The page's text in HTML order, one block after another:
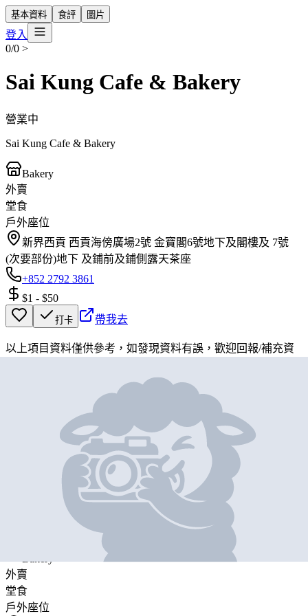
基本資料 食評 圖片
登入
0/0 >
Sai Kung Cafe & Bakery
營業中
Sai Kung Cafe & Bakery
Bakery
外賣
堂食
戶外座位
新界西貢 西貢海傍廣場2號 金寶閣6號地下及閣樓及 7號
(次要部份)地下 及鋪前及鋪側露天茶座
+852 2792 3861
$1 - $50
打卡 帶我去
以上項目資料僅供參考，如發現資料有誤，歡迎回報/補充資
Sai Kung Cafe & Bakery
Sai Kung Cafe & Bakery
外賣
堂食
戶外座位